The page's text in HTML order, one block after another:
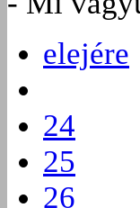
elejére
24
25
26